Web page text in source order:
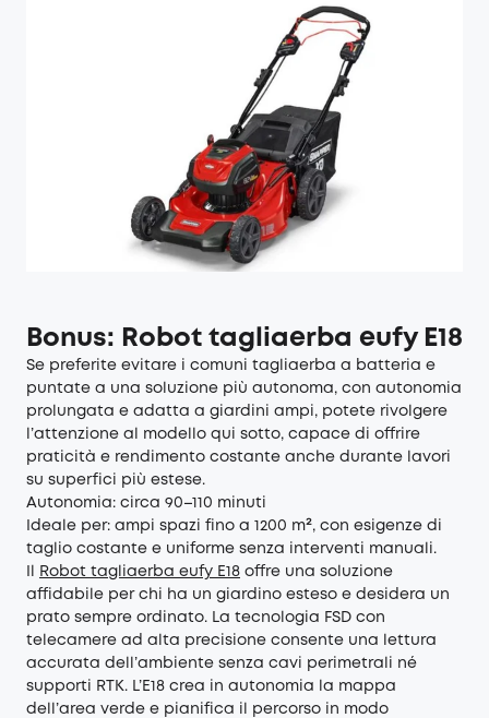
Bonus: Robot tagliaerba eufy E18
Se preferite evitare i comuni tagliaerba a batteria e
puntate a una soluzione più autonoma, con autonomia
prolungata e adatta a giardini ampi, potete rivolgere
l’attenzione al modello qui sotto, capace di offrire
praticità e rendimento costante anche durante lavori
su superfici più estese.
Autonomia: circa 90–110 minuti
Ideale per: ampi spazi fino a 1200 m², con esigenze di
taglio costante e uniforme senza interventi manuali.
Robot tagliaerba eufy E18 offre una soluzione
affidabile per chi ha un giardino esteso e desidera un
prato sempre ordinato. La tecnologia FSD con
telecamere ad alta precisione consente una lettura
accurata dell’ambiente senza cavi perimetrali né
supporti RTK. L’E18 crea in autonomia la mappa
dell’area verde e pianifica il percorso in modo